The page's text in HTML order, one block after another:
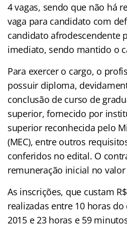
4 vagas, sendo que não há
vaga para candidato com
candidato afrodescendente
imediato, sendo mantido o
Para exercer o cargo, o
possuir diploma,
conclusão de curso de
superior, fornecido por
superior reconhecida pelo
(MEC), entre outros
conferidos no edital. O
remuneração inicial no valor
As inscrições, que custam
realizadas entre 10 horas
2015 e 23 horas e 59